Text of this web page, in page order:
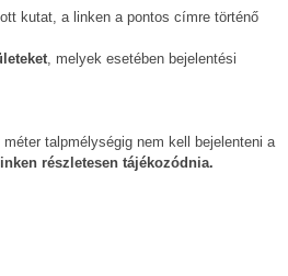
kutat, a linken a pontos címre történő
, melyek esetében bejelentési
talpmélységig nem kell bejelenteni a
részletesen tájékozódnia.